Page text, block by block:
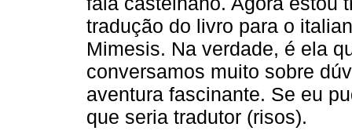
tradução do livro para o
Mimesis. Na verdade, é ela
conversamos muito sobre
aventura fascinante. Se eu
que seria tradutor (risos).